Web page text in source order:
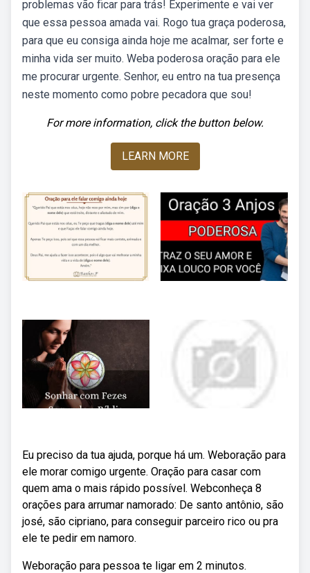
problemas vão ficar para trás! Experimente e vai ver
que essa pessoa amada vai. Rogo tua graça poderosa,
para que eu consiga ainda hoje me acalmar, ser forte e
minha vida ser muito. Weba poderosa oração para ele
me procurar urgente. Senhor, eu entro na tua presença
neste momento como pobre pecadora que sou!
For more information, click the button below.
LEARN MORE
Eu preciso da tua ajuda, porque há um. Weboração para
ele morar comigo urgente. Oração para casar com
quem ama o mais rápido possível. Webconheça 8
orações para arrumar namorado: De santo antônio, são
josé, são cipriano, para conseguir parceiro rico ou pra
ele te pedir em namoro.
Weboração para pessoa te ligar em 2 minutos.